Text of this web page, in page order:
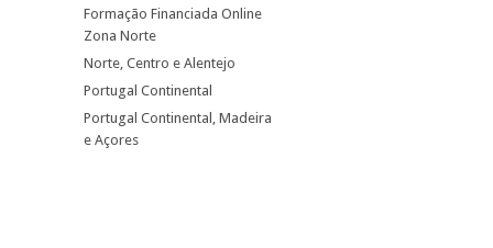
Formação Financiada Online
Zona Norte
Norte, Centro e Alentejo
Portugal Continental
Portugal Continental, Madeira
e Açores